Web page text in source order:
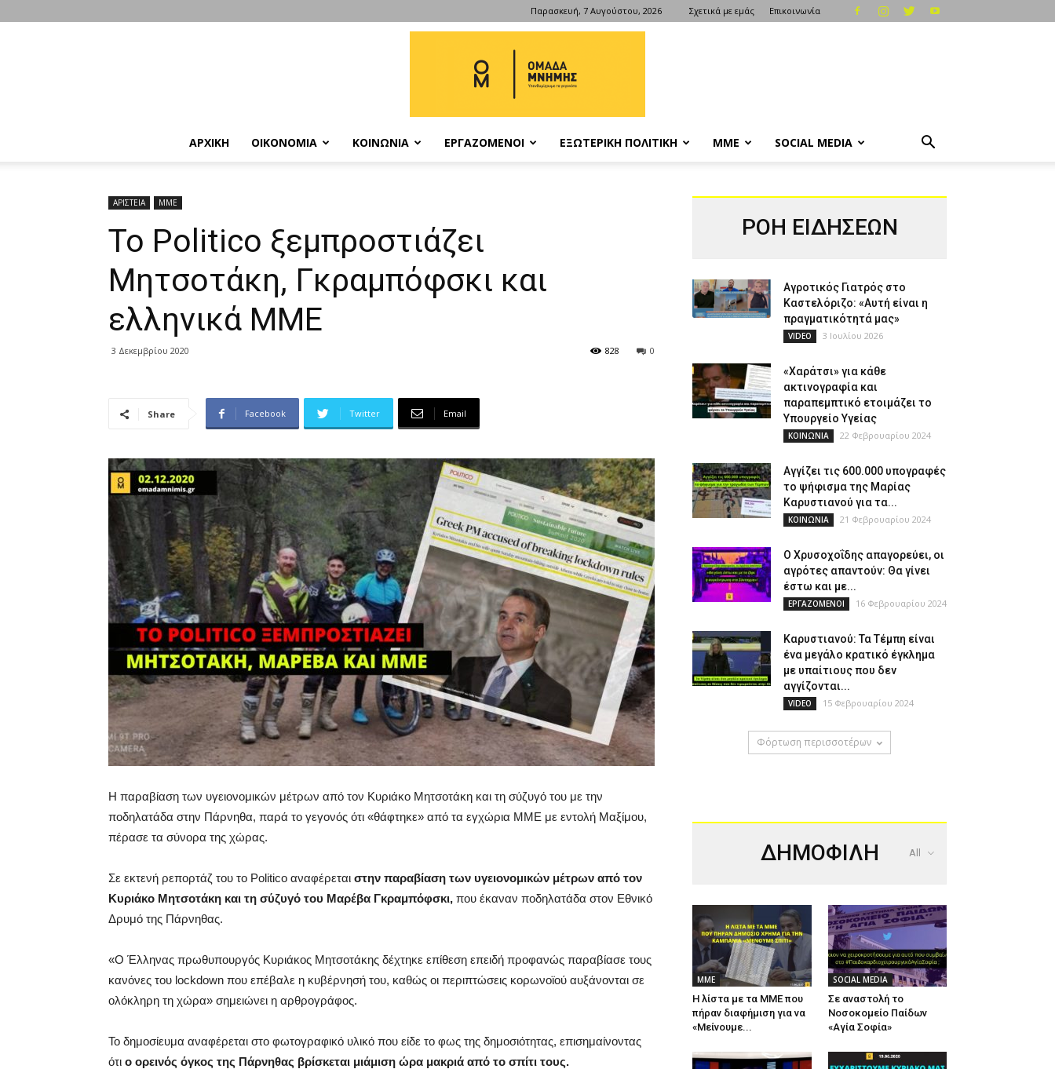
Παρασκευή, 7 Αυγούστου, 2026 Σχετικά με εμάς Επικοινωνία
ΑΡΧΙΚΗ ΟΙΚΟΝΟΜΙΑ ΚΟΙΝΩΝΙΑ ΕΡΓΑΖΟΜΕΝΟΙ ΕΞΩΤΕΡΙΚΗ ΠΟΛΙΤΙΚΗ ΜΜΕ SOCIAL MEDIA
ΑΡΙΣΤΕΙΑ ΜΜΕ
Το Politico ξεμπροστιάζει
Μητσοτάκη, Γκραμπόφσκι και
ελληνικά ΜΜΕ
3 Δεκεμβρίου 2020 0
828
Share Facebook Twitter Email
Η παραβίαση των υγειονομικών μέτρων από τον Κυριάκο Μητσοτάκη και τη σύζυγό του με την
ποδηλατάδα στην Πάρνηθα, παρά το γεγονός ότι «θάφτηκε» από τα εγχώρια ΜΜΕ με εντολή Μαξίμου,
πέρασε τα σύνορα της χώρας.
Σε εκτενή ρεπορτάζ του το Politico αναφέρεται στην παραβίαση των υγειονομικών μέτρων από τον
Κυριάκο Μητσοτάκη και τη σύζυγό του Μαρέβα Γκραμπόφσκι, που έκαναν ποδηλατάδα στον Εθνικό
Δρυμό της Πάρνηθας.
«Ο Έλληνας πρωθυπουργός Κυριάκος Μητσοτάκης δέχτηκε επίθεση επειδή προφανώς παραβίασε τους
κανόνες του lockdown που επέβαλε η κυβέρνησή του, καθώς οι περιπτώσεις κορωνοϊού αυξάνονται σε
ολόκληρη τη χώρα» σημειώνει η αρθρογράφος.
Το δημοσίευμα αναφέρεται στο φωτογραφικό υλικό που είδε το φως της δημοσιότητας, επισημαίνοντας
ότι ο ορεινός όγκος της Πάρνηθας βρίσκεται μιάμιση ώρα μακριά από το σπίτι τους.
ΡΟΗ ΕΙΔΗΣΕΩΝ
Αγροτικός Γιατρός στο
Καστελόριζο: «Αυτή είναι η
πραγματικότητά μας»
VIDEO 3 Ιουλίου 2026
«Χαράτσι» για κάθε
ακτινογραφία και
παραπεμπτικό ετοιμάζει το
Υπουργείο Υγείας
ΚΟΙΝΩΝΙΑ 22 Φεβρουαρίου 2024
Αγγίζει τις 600.000 υπογραφές
το ψήφισμα της Μαρίας
Καρυστιανού για τα...
ΚΟΙΝΩΝΙΑ 21 Φεβρουαρίου 2024
Ο Χρυσοχοΐδης απαγορεύει, οι
αγρότες απαντούν: Θα γίνει
έστω και με...
ΕΡΓΑΖΟΜΕΝΟΙ 16 Φεβρουαρίου 2024
Καρυστιανού: Τα Τέμπη είναι
ένα μεγάλο κρατικό έγκλημα
με υπαίτιους που δεν
αγγίζονται...
VIDEO 15 Φεβρουαρίου 2024
Φόρτωση περισσοτέρων
ΔΗΜΟΦΙΛΗ All
ΜΜΕ
Η λίστα με τα ΜΜΕ που
πήραν διαφήμιση για να
«Μείνουμε...
SOCIAL MEDIA
Σε αναστολή το
Νοσοκομείο Παίδων
«Αγία Σοφία»